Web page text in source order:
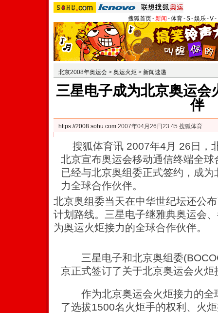
搜狐首页-新闻 -体育-S-娱乐-V-
北京2008年奥运会 > 奥运火炬 > 新闻速递
三星电子成为北京奥运会
伴
https://2008.sohu.com 2007年04月26日23:45 搜狐体育
搜狐体育讯 2007年4月 26日，
北京宣布奥运会移动通信终端全
已经与北京奥组委正式签约，成
力全球合作伙伴。
北京奥组委当天在中华世纪坛还公
计划路线。三星电子继雅典奥运会
为奥运火炬接力的全球合作伙伴。
三星电子和北京奥组委
京正式签订了关于北京奥运会火
作为北京奥运会火炬接力的全
了选拔1500名火炬手的权利、火